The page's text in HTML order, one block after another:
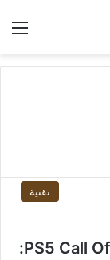
تقنية
حزمة PS5 Call Of Duty: Modern Warfare III: